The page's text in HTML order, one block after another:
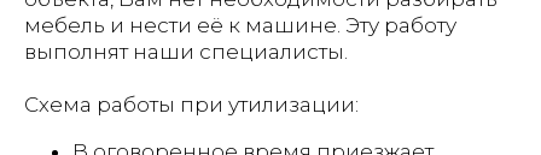
мебель и нести её к машине. Эту работу
выполнят наши специалисты.
Схема работы при утилизации: